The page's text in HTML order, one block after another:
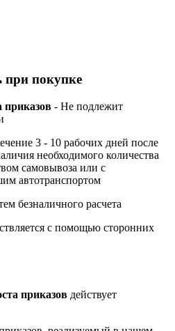
при покупке
приказов - Не подлежит
3 - 10 рабочих дней после
необходимого количества
самовывоза или с
автотранспортом
безналичного расчета
с помощью сторонних
приказов действует